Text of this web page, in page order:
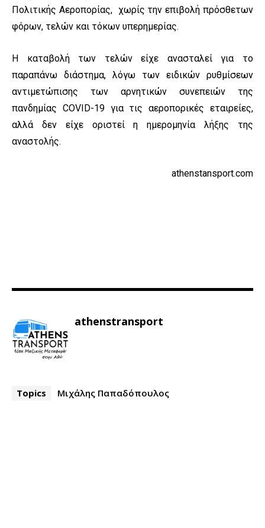
Πολιτικής Αεροπορίας, χωρίς την επιβολή πρόσθετων
φόρων, τελών και τόκων υπερημερίας.
Η καταβολή των τελών είχε ανασταλεί για
το
παραπάνω διάστημα, λόγω των ειδικών ρυθμίσεων
αντιμετώπισης των αρνητικών συνεπειών της
πανδημίας COVID-19 για τις αεροπορικές εταιρείες,
αλλά δεν είχε οριστεί η ημερομηνία λήξης της
αναστολής.
athenstansport.com
athenstransport
Topics Μιχάλης Παπαδόπουλος